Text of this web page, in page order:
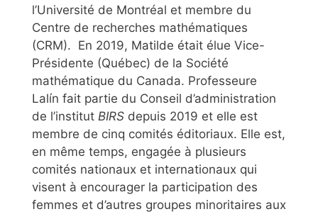
l’Université de Montréal et membre du
Centre de recherches mathématiques
(CRM). En 2019, Matilde était élue Vice-
Présidente (Québec) de la Société
mathématique du Canada. Professeure
Lalín fait partie du Conseil d’administration
de l’institut BIRS depuis 2019 et elle est
membre de cinq comités éditoriaux. Elle est,
en même temps, engagée à plusieurs
comités nationaux et internationaux qui
visent à encourager la participation des
femmes et d’autres groupes minoritaires aux